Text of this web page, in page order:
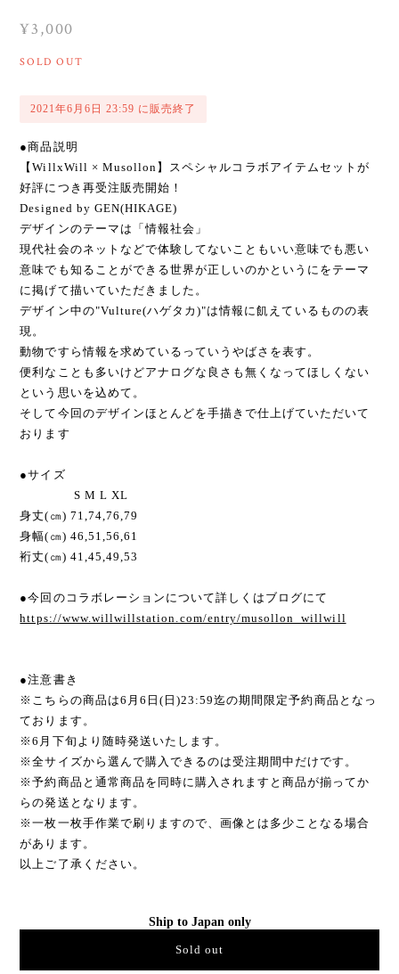
¥3,000
SOLD OUT
2021年6月6日 23:59 に販売終了
●商品説明
【WillxWill × Musollon】スペシャルコラボアイテムセットが
好評につき再受注販売開始！
Designed by GEN(HIKAGE)
デザインのテーマは「情報社会」
現代社会のネットなどで体験してないこともいい意味でも悪い
意味でも知ることができる世界が正しいのかというにをテーマ
に掲げて描いていただきました。
デザイン中の"Vulture(ハゲタカ)"は情報に飢えているものの表
現。
動物ですら情報を求めているっていうやばさを表す。
便利なことも多いけどアナログな良さも無くなってほしくない
という思いを込めて。
そして今回のデザインほとんどを手描きで仕上げていただいて
おります
●サイズ
S M L XL
身丈(㎝) 71,74,76,79
身幅(㎝) 46,51,56,61
裄丈(㎝) 41,45,49,53
●今回のコラボレーションについて詳しくはブログにて
https://www.willwillstation.com/entry/musollon_willwill
●注意書き
※こちらの商品は6月6日(日)23:59迄の期間限定予約商品となっ
ております。
※6月下旬より随時発送いたします。
※全サイズから選んで購入できるのは受注期間中だけです。
※予約商品と通常商品を同時に購入されますと商品が揃ってか
らの発送となります。
※一枚一枚手作業で刷りますので、画像とは多少ことなる場合
があります。
以上ご了承ください。
Ship to Japan only
Sold out